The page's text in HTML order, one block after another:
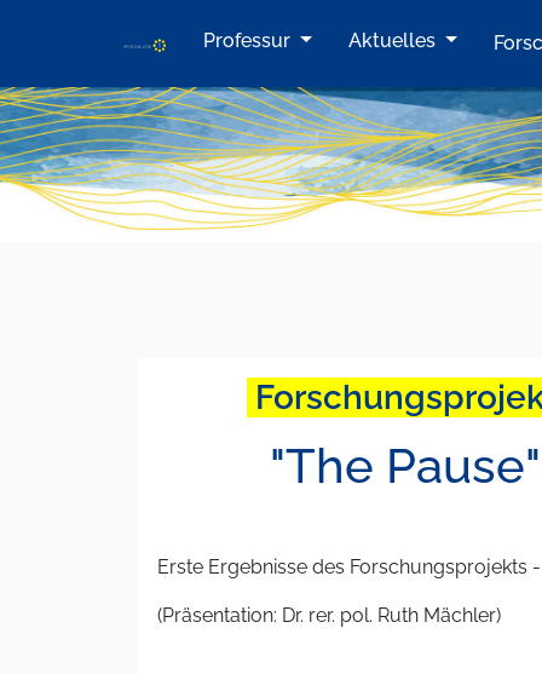
Professur Aktuelles
"The Pause"
Erste Ergebnisse des Forschungsprojekts
(Präsentation: Dr. rer. pol. Ruth Mächler)